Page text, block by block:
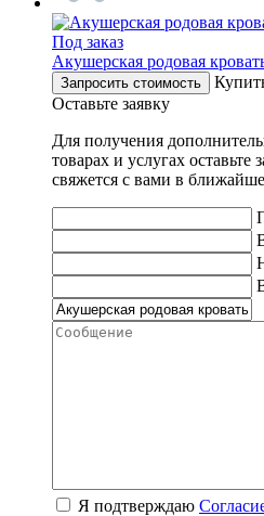
Под заказ
Акушерская родовая
Запросить стоимость
Оставьте заявку
Для получения
товарах и услугах
свяжется с вами в
Я подтверждаю